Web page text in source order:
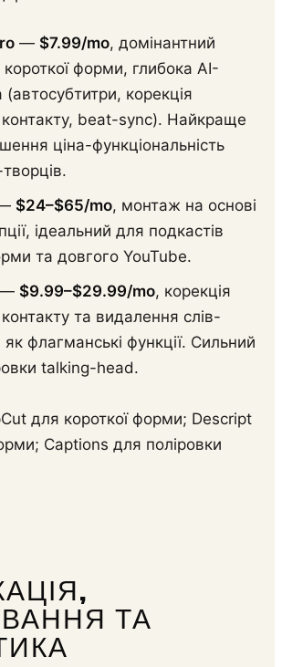
— $7.99/mo, домінантний
форми, глибока AI-
корекція
контакту, beat-sync). Найкраще
ціна-функціональність
$24–$65/mo, монтаж на основі
ідеальний для подкастів
та довгого YouTube.
— $9.99–$29.99/mo, корекція
та видалення слів-
як флагманські функції. Сильний
talking-head.
для короткої форми; Descript
Captions для поліровки
ТА